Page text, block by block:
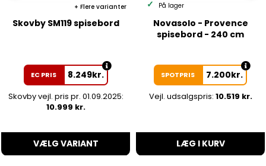
Flere varianter
Skovby SM119 spisebord
EC PRIS 8.249kr.
Skovby vejl. pris pr. 01.09.2025:
10.999 kr.
VÆLG VARIANT
På lager
Novasolo - Provence
spisebord - 240 cm
SPOTPRIS 7.200kr.
Vejl. udsalgspris: 10.519 kr.
LÆG I KURV